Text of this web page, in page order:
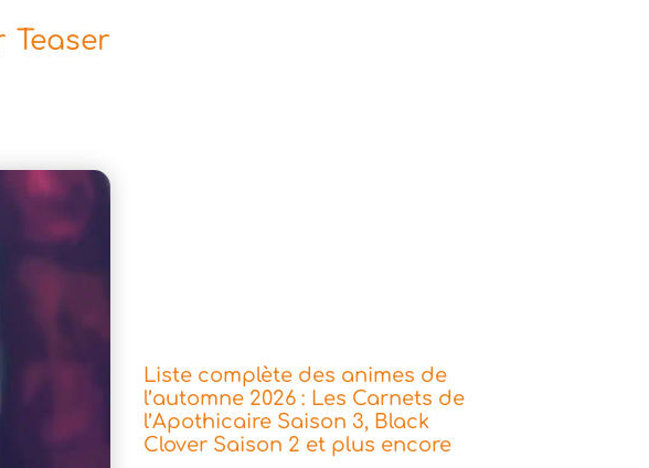
Teaser
Liste complète des animes de
l’automne 2026 : Les Carnets de
l’Apothicaire Saison 3, Black
Clover Saison 2 et plus encore